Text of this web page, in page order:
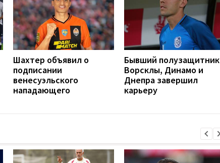
Шахтер объявил о
подписании
венесуэльского
нападающего
Бывший полузащитник
Ворсклы, Динамо и
Днепра завершил
карьеру